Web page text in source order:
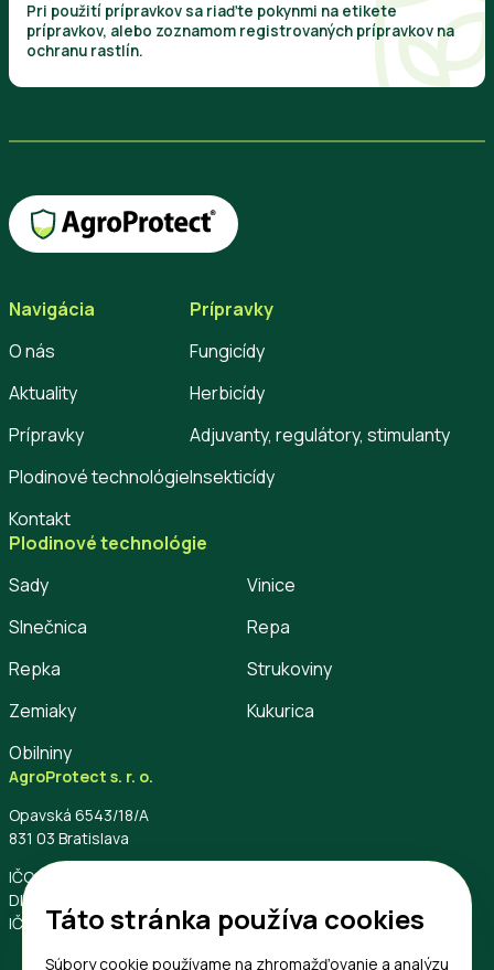
Pri použití prípravkov sa riaďte pokynmi na etikete
prípravkov, alebo zoznamom registrovaných prípravkov na
ochranu rastlín.
AgroProtect s. r. o.
Opavská 6543/18/A
831 03 Bratislava
IČO: 56796544
DIČ: 2122453740
IČ DPH: SK2122453740
Navigácia
O nás
Aktuality
Prípravky
Plodinové technológie
Kontakt
Prípravky
Fungicídy
Herbicídy
Adjuvanty, regulátory, stimulanty
Insekticídy
Plodinové technológie
Sady
Vinice
Slnečnica
Repa
Repka
Strukoviny
Zemiaky
Kukurica
Obilniny
Táto stránka používa cookies
Súbory cookie používame na zhromažďovanie a analýzu